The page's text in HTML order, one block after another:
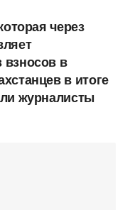
через
взносов в
в итоге
журналисты